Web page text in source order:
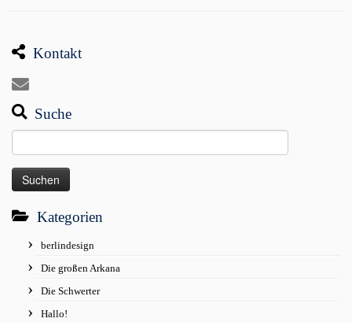
Kontakt
Suche
nach:
Kategorien
berlindesign
Die großen Arkana
Die Schwerter
Hallo!